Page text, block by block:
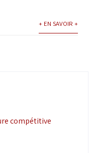
+ EN SAVOIR +
compétitive